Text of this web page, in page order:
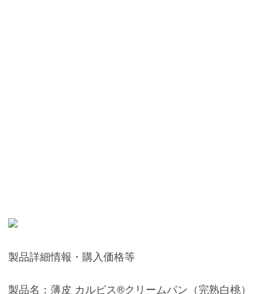
製品詳細情報・購入価格等
製品名：薄皮 カルピス®️クリームパン（完熟白桃）